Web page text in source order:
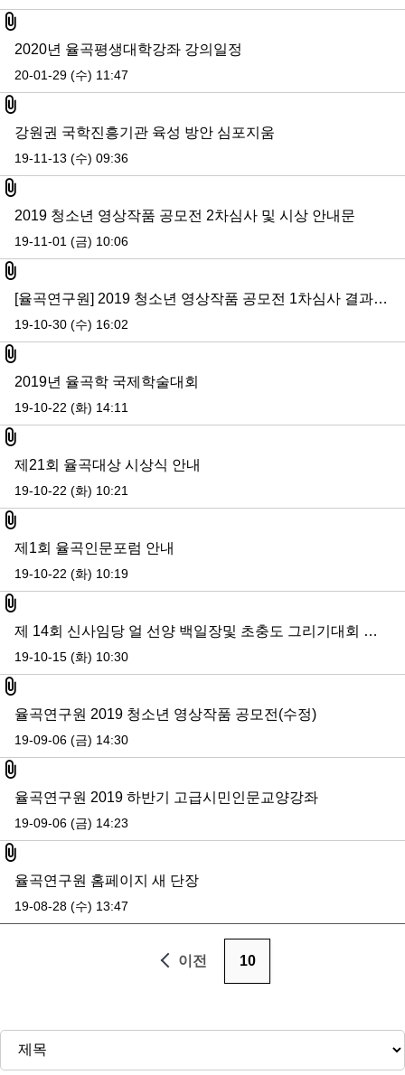
첨부파일
2020년 율곡평생대학강좌 강의일정
20-01-29 (수) 11:47
첨부파일
강원권 국학진흥기관 육성 방안 심포지움
19-11-13 (수) 09:36
첨부파일
2019 청소년 영상작품 공모전 2차심사 및 시상 안내문
19-11-01 (금) 10:06
첨부파일
[율곡연구원] 2019 청소년 영상작품 공모전 1차심사 결과 발표
19-10-30 (수) 16:02
첨부파일
2019년 율곡학 국제학술대회
19-10-22 (화) 14:11
첨부파일
제21회 율곡대상 시상식 안내
19-10-22 (화) 10:21
첨부파일
제1회 율곡인문포럼 안내
19-10-22 (화) 10:19
첨부파일
제 14회 신사임당 얼 선양 백일장및 초충도 그리기대회 심사결정서
19-10-15 (화) 10:30
첨부파일
율곡연구원 2019 청소년 영상작품 공모전(수정)
19-09-06 (금) 14:30
첨부파일
율곡연구원 2019 하반기 고급시민인문교양강좌
19-09-06 (금) 14:23
첨부파일
율곡연구원 홈페이지 새 단장
19-08-28 (수) 13:47
이전 10